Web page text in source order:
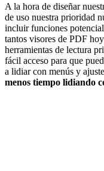
A la hora de diseñar
de uso nuestra prioridad
incluir funciones
tantos visores de PDF
herramientas de lectura
fácil acceso para que
a lidiar con menús y
menos tiempo lidiando